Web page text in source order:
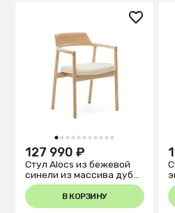
1 2 3 4 5 6 7 8 9 1011
127 990 ₽
Стул Alocs из бежевой
синели из массива дуба
с натуральной отделкой
FSC Mix Credit (съемный
чехол)
В КОРЗИНУ